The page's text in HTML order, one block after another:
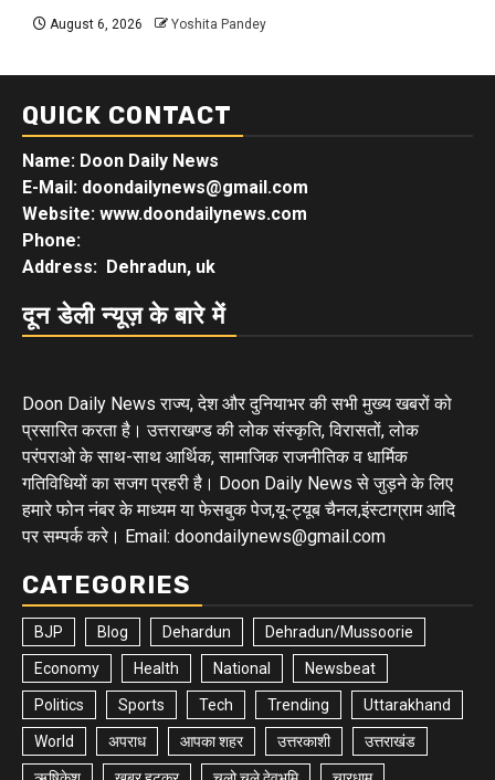
August 6, 2026 Yoshita Pandey
QUICK CONTACT
Name: Doon Daily News
E-Mail: doondailynews@gmail.com
Website: www.doondailynews.com
Phone:
Address: Dehradun, uk
दून डेली न्यूज़ के बारे में
Doon Daily News राज्य, देश और दुनियाभर की सभी मुख्य खबरों को
प्रसारित करता है। उत्तराखण्ड की लोक संस्कृति, विरासतों, लोक
परंपराओ के साथ-साथ आर्थिक, सामाजिक राजनीतिक व धार्मिक
गतिविधियों का सजग प्रहरी है। Doon Daily News से जुड़ने के लिए
हमारे फोन नंबर के माध्यम या फेसबुक पेज,यू-ट्यूब चैनल,इंस्टाग्राम आदि
पर सम्पर्क करे। Email: doondailynews@gmail.com
CATEGORIES
BJP Blog Dehardun Dehradun/Mussoorie
Economy Health National Newsbeat
Politics Sports Tech Trending Uttarakhand
World अपराध आपका शहर उत्तरकाशी उत्तराखंड